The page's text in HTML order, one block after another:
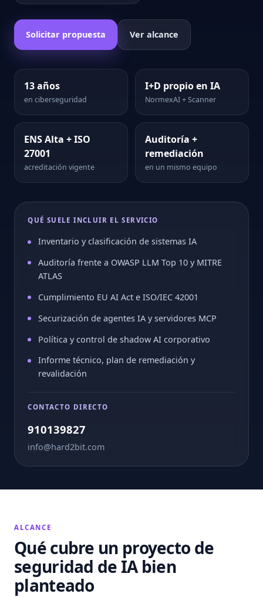
Solicitar propuesta Ver alcance
13 años
en ciberseguridad
I+D propio en IA
NormexAI + Scanner
ENS Alta + ISO
27001
acreditación vigente
Auditoría +
remediación
en un mismo equipo
QUÉ SUELE INCLUIR EL SERVICIO
Inventario y clasificación de sistemas IA
Auditoría frente a OWASP LLM Top 10 y MITRE
ATLAS
Cumplimiento EU AI Act e ISO/IEC 42001
Securización de agentes IA y servidores MCP
Política y control de shadow AI corporativo
Informe técnico, plan de remediación y
revalidación
CONTACTO DIRECTO
910139827
info@hard2bit.com
ALCANCE
Qué cubre un proyecto de
seguridad de IA bien
planteado